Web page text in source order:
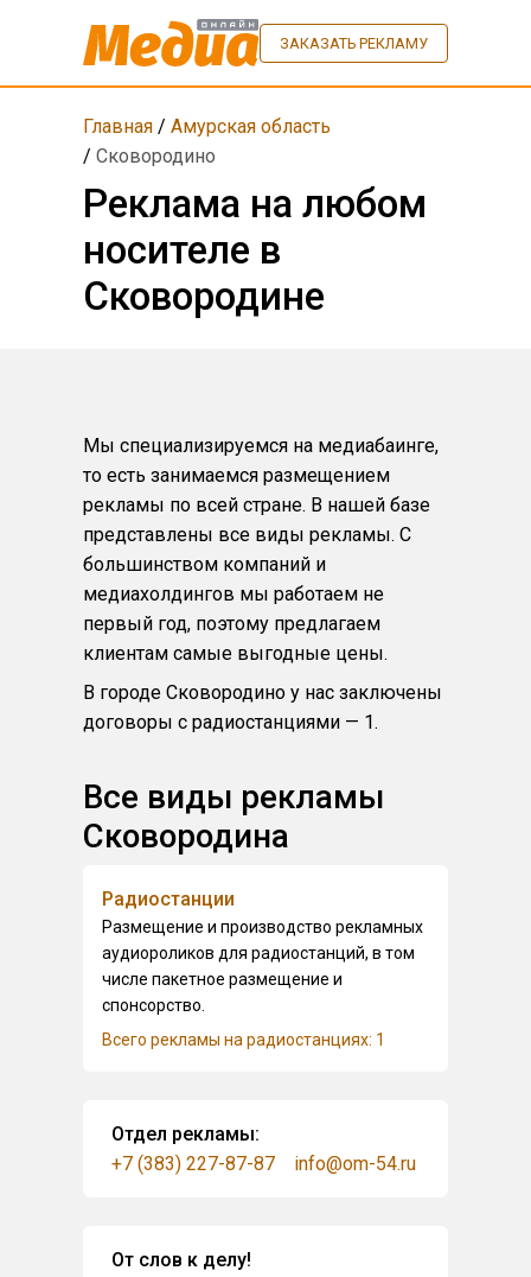
ЗАКАЗАТЬ РЕКЛАМУ
Главная/ Амурская область
/ Сковородино
Реклама на любом
носителе в
Сковородине
Мы специализируемся на медиабаинге,
то есть занимаемся размещением
рекламы по всей стране. В нашей базе
представлены все виды рекламы. С
большинством компаний и
медиахолдингов мы работаем не
первый год, поэтому предлагаем
клиентам самые выгодные цены.
В городе Сковородино у нас заключены
договоры с радиостанциями — 1.
Все виды рекламы
Сковородина
Радиостанции
Размещение и производство рекламных
аудиороликов для радиостанций, в том
числе пакетное размещение и
спонсорство.
Всего рекламы на радиостанциях: 1
Отдел рекламы:
+7 (383) 227-87-87
info@om-54.ru
От слов к делу!